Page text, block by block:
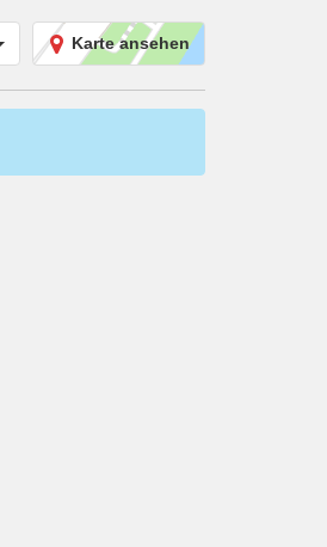
Karte ansehen